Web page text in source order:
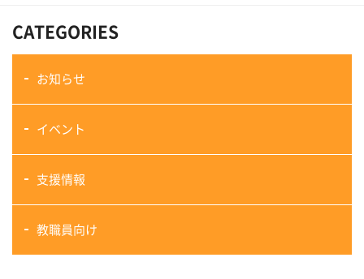
CATEGORIES
お知らせ
イベント
支援情報
教職員向け